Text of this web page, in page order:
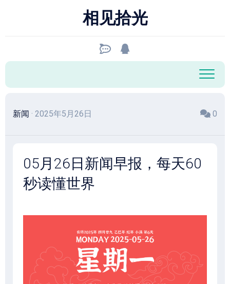
相见拾光
新闻 · 2025年5月26日 0
05月26日新闻早报，每天60
秒读懂世界